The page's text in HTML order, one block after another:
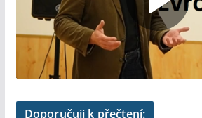
Doporučuji k přečtení: